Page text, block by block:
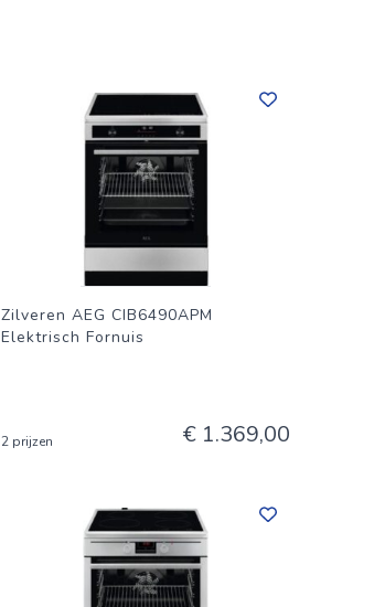
Zilveren AEG CIB6490APM
Elektrisch Fornuis
2 prijzen € 1.369,00